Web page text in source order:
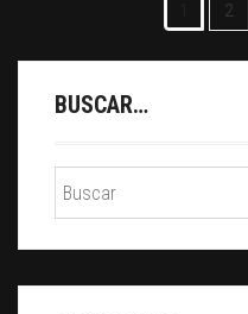
2
BUSCAR…